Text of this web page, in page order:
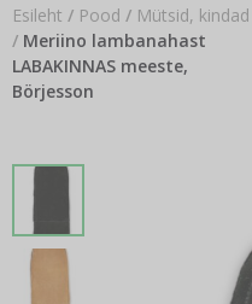
Esileht / Pood / Mütsid, kindad
/ Meriino lambanahast
LABAKINNAS meeste,
Börjesson